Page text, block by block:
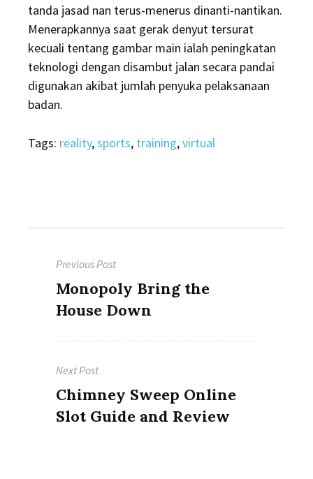
tanda jasad nan terus-menerus dinanti-nantikan.
Menerapkannya saat gerak denyut tersurat
kecuali tentang gambar main ialah peningkatan
teknologi dengan disambut jalan secara pandai
digunakan akibat jumlah penyuka pelaksanaan
badan.
Tags: reality,sports, training,virtual
navigation
Previous Post
Previous
post:
Monopoly Bring the
House Down
Next Post
Next
post:
Chimney Sweep Online
Slot Guide and Review